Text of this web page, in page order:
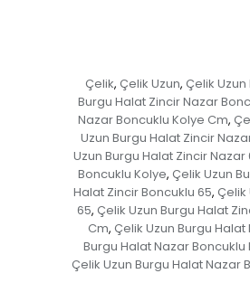
Çelik, Çelik Uzun, Çelik Uzun
Burgu Halat Zincir Nazar
Nazar Boncuklu Kolye Cm,
Uzun Burgu Halat Zincir
Uzun Burgu Halat Zincir Nazar
Boncuklu Kolye, Çelik Uzun
Halat Zincir Boncuklu 65, Çelik
65, Çelik Uzun Burgu Halat
Cm, Çelik Uzun Burgu Halat
Burgu Halat Nazar Boncuklu
Çelik Uzun Burgu Halat Nazar